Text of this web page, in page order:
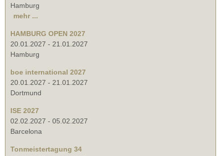
Hamburg
mehr ...
HAMBURG OPEN 2027
20.01.2027 - 21.01.2027
Hamburg
boe international 2027
20.01.2027 - 21.01.2027
Dortmund
ISE 2027
02.02.2027 - 05.02.2027
Barcelona
Tonmeistertagung 34